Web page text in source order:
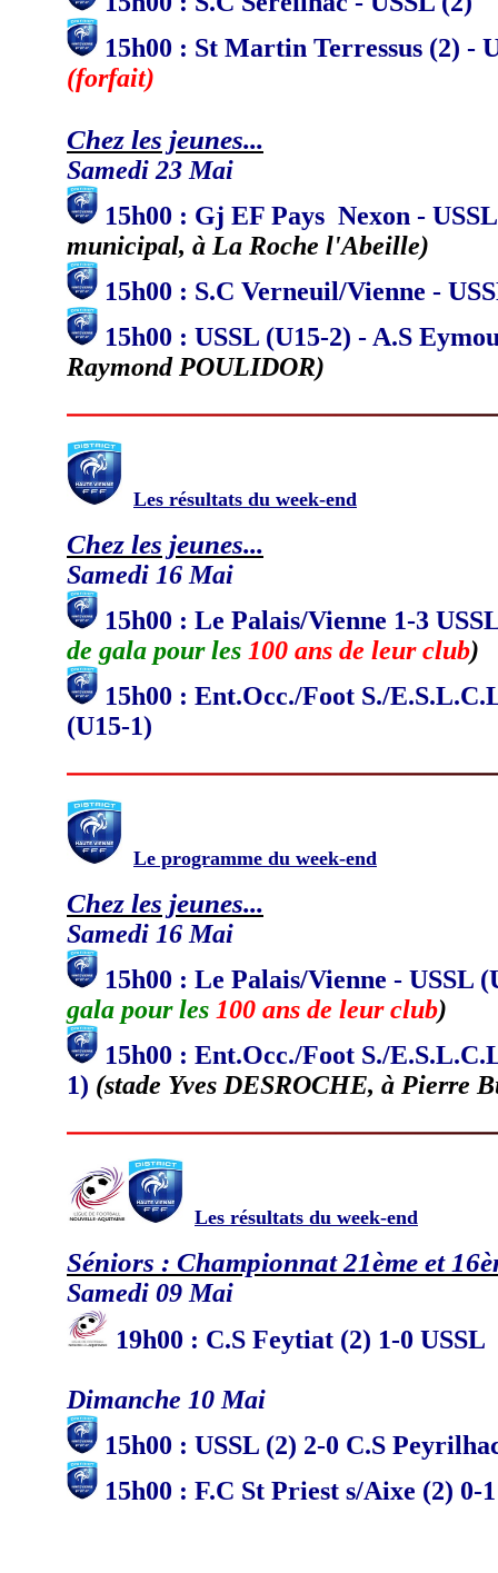
15h00 : St Martin Terressus (2) -
(forfait)
Chez les jeunes...
Samedi 23 Mai
15h00 : Gj EF Pays Nexon -
municipal, à La Roche l'Abeille)
15h00 : S.C Verneuil/Vienne -
15h00 : USSL (U15-2) - A.S
Raymond POULIDOR)
Les résultats du week-end
Chez les jeunes...
Samedi 16 Mai
15h00 : Le Palais/Vienne 1-3
de gala pour les 100 ans de leur club)
15h00 : Ent.Occ./Foot S./
(U15-1)
Le programme du week-end
Chez les jeunes...
Samedi 16 Mai
15h00 : Le Palais/Vienne - USSL
gala pour les 100 ans de leur club)
15h00 : Ent.Occ./Foot S./
1) (stade Yves DESROCHE, à Pierre
Les résultats du week-end
Séniors : Championnat 21ème et
Samedi 09 Mai
19h00 : C.S Feytiat (2) 1-0 USSL
Dimanche 10 Mai
15h00 : USSL (2) 2-0 C.S
15h00 : F.C St Priest s/Aixe (2) 0-